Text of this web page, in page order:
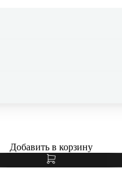
Добавить в корзину